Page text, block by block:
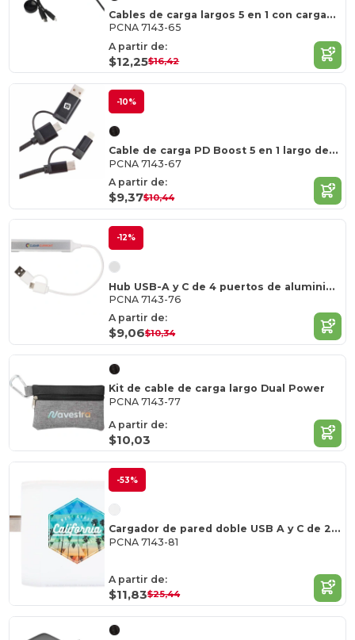
Cables de carga largos 5 en 1 con cargador para iWatch
PCNA 7143-65
A partir de:
$12,25$16,42
-10%
Cable de carga PD Boost 5 en 1 largo de 65 W
PCNA 7143-67
A partir de:
$9,37$10,44
-12%
Hub USB-A y C de 4 puertos de aluminio reciclado
PCNA 7143-76
A partir de:
$9,06$10,34
Kit de cable de carga largo Dual Power
PCNA 7143-77
A partir de:
$10,03
-53%
Cargador de pared doble USB A y C de 20 W con certificación UL
PCNA 7143-81
A partir de:
$11,83$25,44